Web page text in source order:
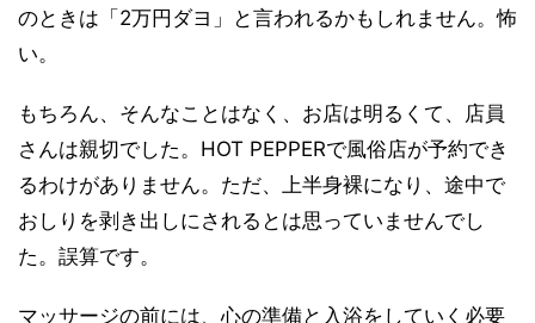
のときは「2万円ダヨ」と言われるかもしれません。怖
い。
もちろん、そんなことはなく、お店は明るくて、店員
さんは親切でした。HOT PEPPERで風俗店が予約でき
るわけがありません。ただ、上半身裸になり、途中で
おしりを剥き出しにされるとは思っていませんでし
た。誤算です。
マッサージの前には、心の準備と入浴をしていく必要